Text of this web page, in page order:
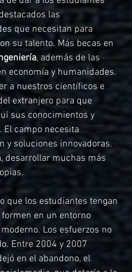
las
que necesitan para
su talento. Más becas en
, además de las
economía y humanidades.
a nuestros científicos e
extranjero para que
sus conocimientos y
El campo necesita
y soluciones innovadoras.
desarrollar muchas más
que los estudiantes tengan
formen en un entorno
Los esfuerzos no
Entre 2004 y 2007
en el abandono, el